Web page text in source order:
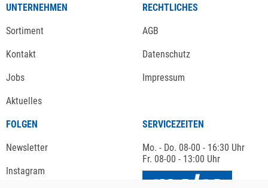
UNTERNEHMEN
Sortiment
Kontakt
Jobs
Aktuelles
RECHTLICHES
AGB
Datenschutz
Impressum
FOLGEN
Newsletter
Instagram
SERVICEZEITEN
Mo. - Do. 08-00 - 16:30 Uhr
Fr. 08-00 - 13:00 Uhr